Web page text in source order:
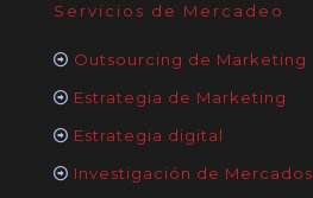
Servicios de Mercadeo
Outsourcing de Marketing
Estrategia de Marketing
Estrategia digital
Investigación de Mercados